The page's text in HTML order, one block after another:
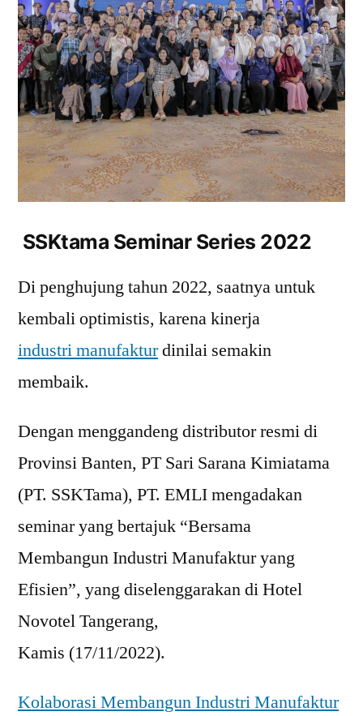
SSKtama Seminar Series 2022
Di penghujung tahun 2022, saatnya untuk
kembali optimistis, karena kinerja
industri manufakturdinilai semakin
membaik.
Dengan menggandeng distributor resmi di
Provinsi Banten, PT Sari Sarana Kimiatama
(PT. SSKTama), PT. EMLI mengadakan
seminar yang bertajuk “Bersama
Membangun Industri Manufaktur yang
Efisien”, yang diselenggarakan di Hotel
Novotel Tangerang,
Kamis (17/11/2022).
Kolaborasi Membangun Industri Manufaktur